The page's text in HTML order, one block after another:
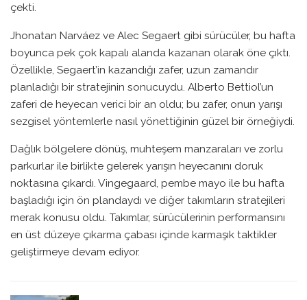
çekti.
Jhonatan Narváez ve Alec Segaert gibi sürücüler, bu hafta
boyunca pek çok kapalı alanda kazanan olarak öne çıktı.
Özellikle, Segaert’in kazandığı zafer, uzun zamandır
planladığı bir stratejinin sonucuydu. Alberto Bettiol’un
zaferi de heyecan verici bir an oldu; bu zafer, onun yarışı
sezgisel yöntemlerle nasıl yönettiğinin güzel bir örneğiydi.
Dağlık bölgelere dönüş, muhteşem manzaraları ve zorlu
parkurlar ile birlikte gelerek yarışın heyecanını doruk
noktasına çıkardı. Vingegaard, pembe mayo ile bu hafta
başladığı için ön plandaydı ve diğer takımların stratejileri
merak konusu oldu. Takımlar, sürücülerinin performansını
en üst düzeye çıkarma çabası içinde karmaşık taktikler
geliştirmeye devam ediyor.